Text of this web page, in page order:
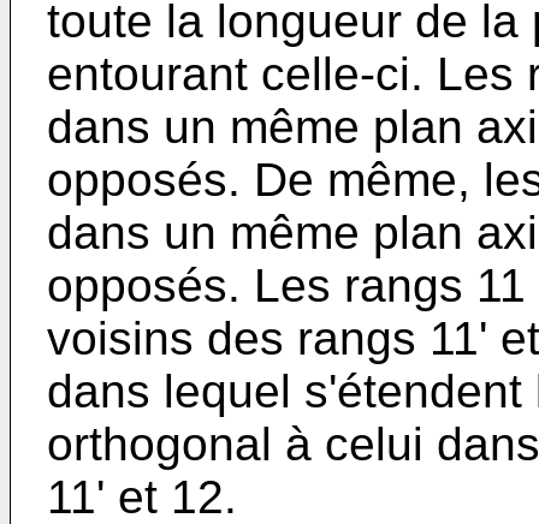
toute la longueur de la
entourant celle-ci. Les
dans un même plan
opposés. De même,
dans un même plan
opposés. Les rangs
voisins des rangs 11'
dans lequel
orthogonal à celui
11' et 12.